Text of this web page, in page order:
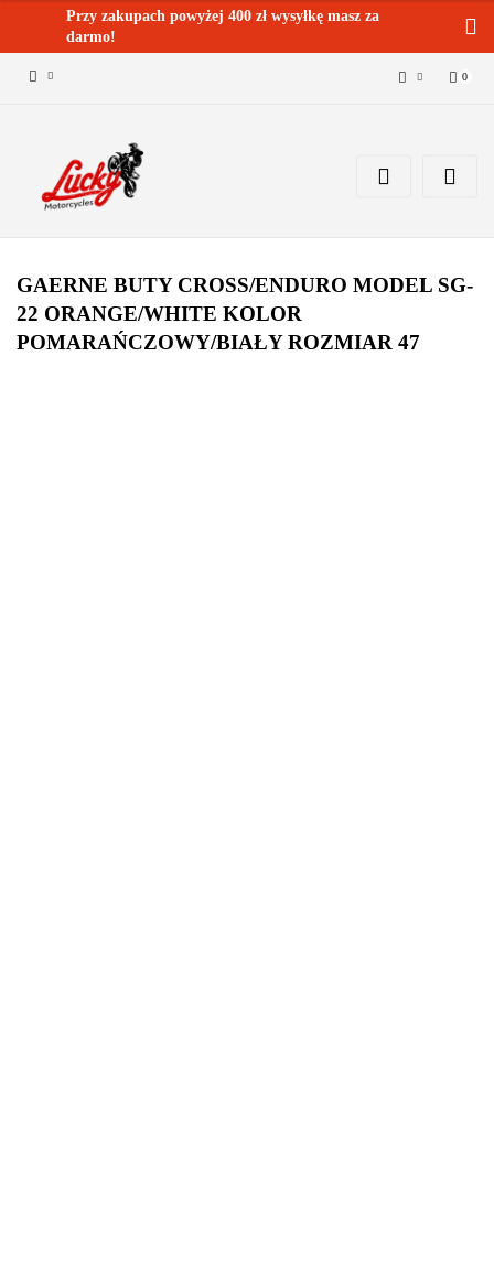
Przy zakupach powyżej 400 zł wysyłkę masz za
darmo!
Dodaj zgłoszenie
0
GAERNE BUTY CROSS/ENDURO MODEL SG-
22 ORANGE/WHITE KOLOR
POMARAŃCZOWY/BIAŁY ROZMIAR 47